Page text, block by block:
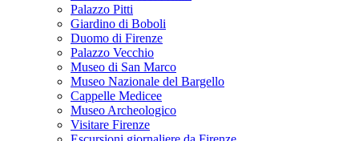
Palazzo Pitti
Giardino di Boboli
Duomo di Firenze
Palazzo Vecchio
Museo di San Marco
Museo Nazionale del Bargello
Cappelle Medicee
Museo Archeologico
Visitare Firenze